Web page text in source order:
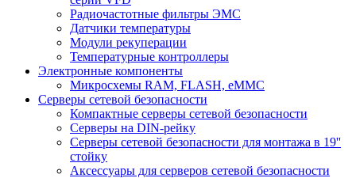
Радиочастотные фильтры ЭМС
Датчики температуры
Модули рекуперации
Температурные контроллеры
Электронные компоненты
Микросхемы RAM, FLASH, eMMC
Серверы сетевой безопасности
Компактные серверы сетевой безопасности
Серверы на DIN-рейку
Серверы сетевой безопасности для монтажа в 19''
стойку
Аксессуары для серверов сетевой безопасности